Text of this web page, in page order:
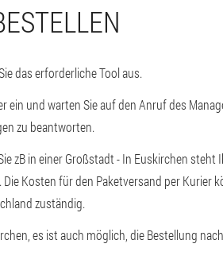
das erforderliche Tool aus.
ein und warten Sie auf den Anruf des
zu beantworten.
zB in einer Großstadt - In Euskirchen steht
Kosten für den Paketversand per Kurier
zuständig.
es ist auch möglich, die Bestellung